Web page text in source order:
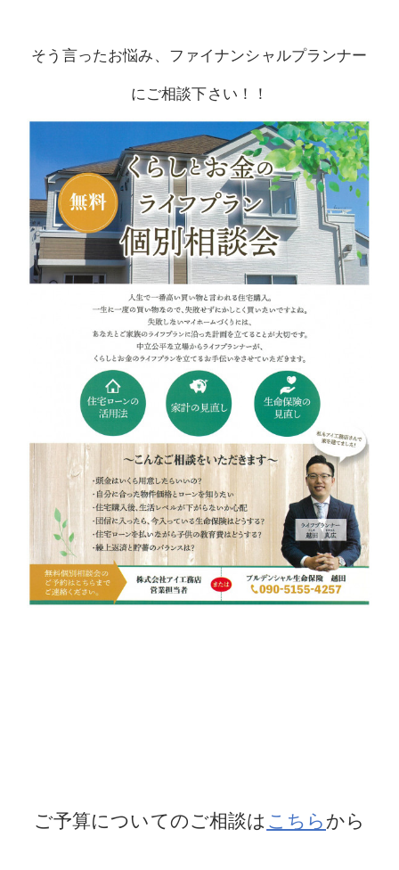
そう言ったお悩み、ファイナンシャルプランナー
にご相談下さい！！
ご予算についてのご相談は こちらから